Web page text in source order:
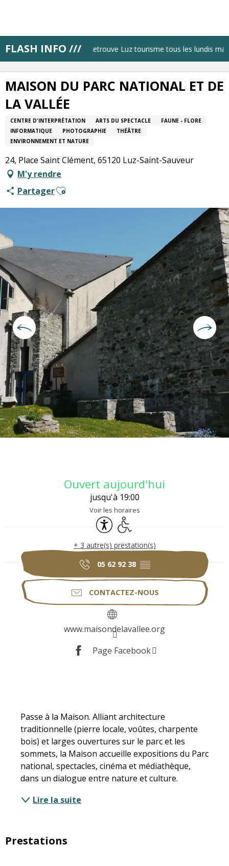
principal
FLASH INFO ///Retrouve Luz tourisme tous les lundis matin
Accueil
MAISON DU PARC NATIONAL ET DE
LA VALLÉE
CENTRE D'INTERPRÉTATION ARTS DU SPECTACLE
FAUNE - FLORE
INFORMATIQUE
PHOTOGRAPHIE
THÉÂTRE
ENVIRONNEMENT ET NATURE
24, Place Saint Clément, 65120 Luz-Saint-Sauveur
M'y rendre
PartagerAjouter aux favoris
Ouvert aujourd'hui
jusqu'à 19:00
Voir les horaires
AccessibilitéAccès handicapés
+ 3 autre(s) prestation(s)
05 62 92 38 ▒▒
CONTACTEZ-NOUS
www.maisondelavallee.org
Page Facebook
Passe à la Maison. Alliant architecture
traditionnelle (pierre locale, voûtes, charpente
bois) et larges ouvertures sur le parc et les
sommets, la Maison accueille expositions du Parc
national, spectacles, cinéma et médiathèque,
dans un dialogue entre nature et culture.
Lire la suite
Prestations